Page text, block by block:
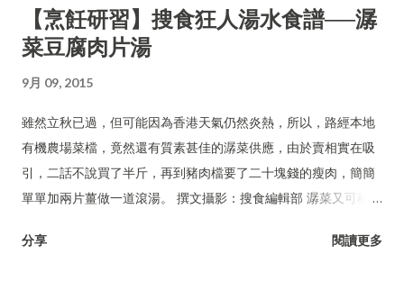
【烹飪研習】搜食狂人湯水食譜──潺
菜豆腐肉片湯
9月 09, 2015
雖然立秋已過，但可能因為香港天氣仍然炎熱，所以，路經本地
有機農場菜檔，竟然還有質素甚佳的潺菜供應，由於賣相實在吸
引，二話不說買了半斤，再到豬肉檔要了二十塊錢的瘦肉，簡簡
單單加兩片薑做一道滾湯。 撰文攝影：搜食編輯部 潺菜又可稱木
分享 閱讀更多